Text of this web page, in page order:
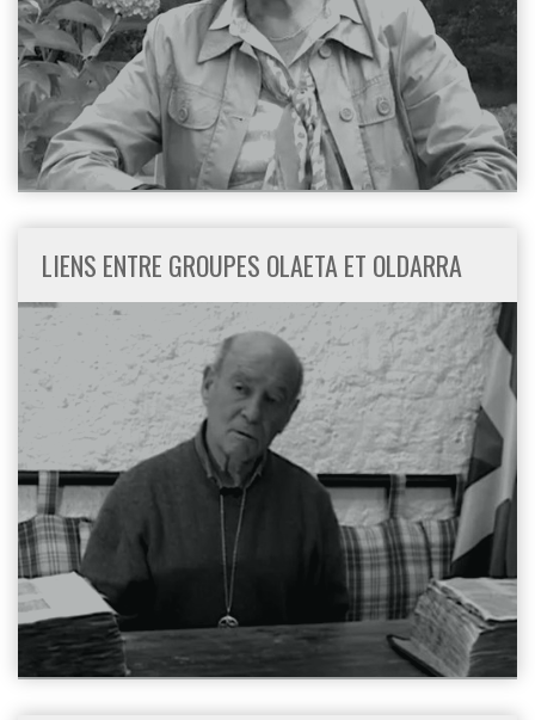
LIENS ENTRE GROUPES OLAETA ET OLDARRA